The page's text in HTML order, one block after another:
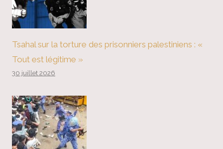
Tsahal sur la torture des prisonniers palestiniens : «
Tout est légitime »
30 juillet 2026